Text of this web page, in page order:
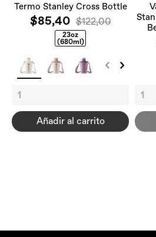
Termo Stanley Cross Bottle
$85,40 $122,00
23oz
(680ml)
Añadir al carrito